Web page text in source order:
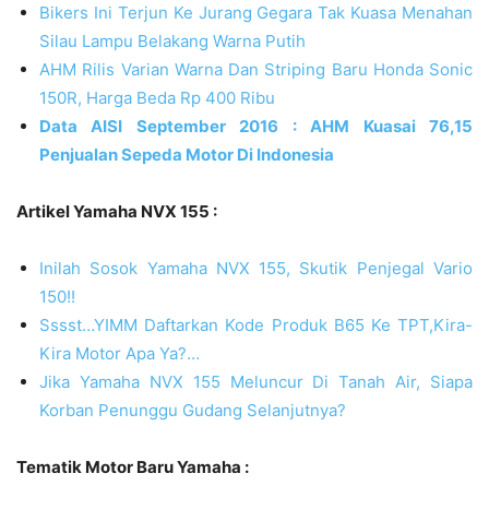
Bikers Ini Terjun Ke Jurang Gegara Tak Kuasa Menahan
Silau Lampu Belakang Warna Putih
AHM Rilis Varian Warna Dan Striping Baru Honda Sonic
150R, Harga Beda Rp 400 Ribu
Data AISI September 2016 : AHM Kuasai 76,15
Penjualan Sepeda Motor Di Indonesia
Artikel Yamaha NVX 155 :
Inilah Sosok Yamaha NVX 155, Skutik Penjegal Vario
150!!
Sssst…YIMM Daftarkan Kode Produk B65 Ke TPT,Kira-
Kira Motor Apa Ya?…
Jika Yamaha NVX 155 Meluncur Di Tanah Air, Siapa
Korban Penunggu Gudang Selanjutnya?
Tematik Motor Baru Yamaha :